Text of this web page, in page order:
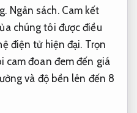
Ngân sách. Cam kết
chúng tôi được điều
điện tử hiện đại. Trọn
cam đoan đem đến giá
và độ bền lên đến 8